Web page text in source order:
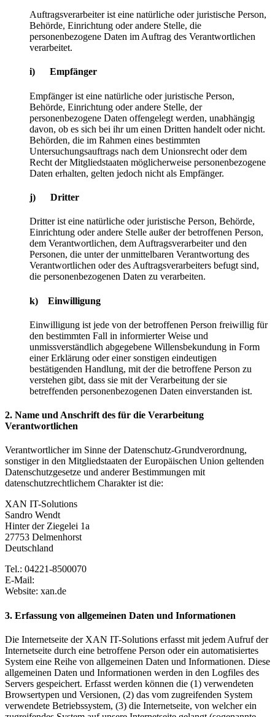
Auftragsverarbeiter ist eine natürliche oder juristische Person,
Behörde, Einrichtung oder andere Stelle, die
personenbezogene Daten im Auftrag des Verantwortlichen
verarbeitet.
i) Empfänger
Empfänger ist eine natürliche oder juristische Person,
Behörde, Einrichtung oder andere Stelle, der
personenbezogene Daten offengelegt werden, unabhängig
davon, ob es sich bei ihr um einen Dritten handelt oder nicht.
Behörden, die im Rahmen eines bestimmten
Untersuchungsauftrags nach dem Unionsrecht oder dem
Recht der Mitgliedstaaten möglicherweise personenbezogene
Daten erhalten, gelten jedoch nicht als Empfänger.
j) Dritter
Dritter ist eine natürliche oder juristische Person, Behörde,
Einrichtung oder andere Stelle außer der betroffenen Person,
dem Verantwortlichen, dem Auftragsverarbeiter und den
Personen, die unter der unmittelbaren Verantwortung des
Verantwortlichen oder des Auftragsverarbeiters befugt sind,
die personenbezogenen Daten zu verarbeiten.
k) Einwilligung
Einwilligung ist jede von der betroffenen Person freiwillig für
den bestimmten Fall in informierter Weise und
unmissverständlich abgegebene Willensbekundung in Form
einer Erklärung oder einer sonstigen eindeutigen
bestätigenden Handlung, mit der die betroffene Person zu
verstehen gibt, dass sie mit der Verarbeitung der sie
betreffenden personenbezogenen Daten einverstanden ist.
2. Name und Anschrift des für die Verarbeitung
Verantwortlichen
Verantwortlicher im Sinne der Datenschutz-Grundverordnung,
sonstiger in den Mitgliedstaaten der Europäischen Union geltenden
Datenschutzgesetze und anderer Bestimmungen mit
datenschutzrechtlichem Charakter ist die:
XAN IT-Solutions
Sandro Wendt
Hinter der Ziegelei 1a
27753 Delmenhorst
Deutschland
Tel.: 04221-8500070
E-Mail:
Website: xan.de
3. Erfassung von allgemeinen Daten und Informationen
Die Internetseite der XAN IT-Solutions erfasst mit jedem Aufruf der
Internetseite durch eine betroffene Person oder ein automatisiertes
System eine Reihe von allgemeinen Daten und Informationen. Diese
allgemeinen Daten und Informationen werden in den Logfiles des
Servers gespeichert. Erfasst werden können die (1) verwendeten
Browsertypen und Versionen, (2) das vom zugreifenden System
verwendete Betriebssystem, (3) die Internetseite, von welcher ein